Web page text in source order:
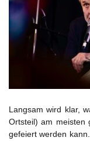
Langsam wird klar,
Ortsteil) am meisten
gefeiert werden